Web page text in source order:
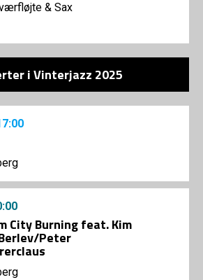
& Sax
i Vinterjazz 2025
City Burning feat. Kim
Peter